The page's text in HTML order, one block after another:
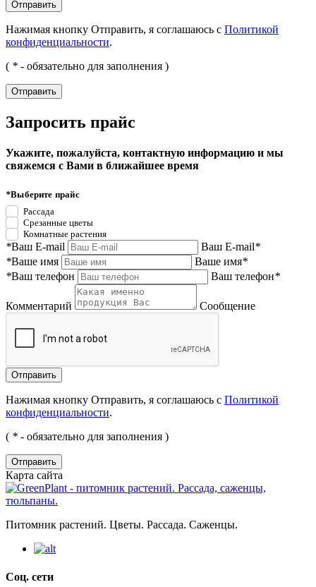
Нажимая кнопку Отправить, я соглашаюсь с Политикой
конфиденциальности.
( * - обязательно для заполнения )
Запросить прайс
Укажите, пожалуйста, контактную информацию и мы
свяжемся с Вами в ближайшее время
*Выберите прайс
Рассада
Срезанные цветы
Комнатные растения
*Ваш E-mail Ваш E-mail*
*Ваше имя Ваше имя*
*Ваш телефон Ваш телефон*
Комментарий Сообщение
Нажимая кнопку Отправить, я соглашаюсь с Политикой
конфиденциальности.
( * - обязательно для заполнения )
Отправить
Карта сайта
Питомник растений. Цветы. Рассада. Саженцы.
Соц. сети